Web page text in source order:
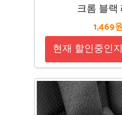
크롬 블랙
1,469
현재 할인중인